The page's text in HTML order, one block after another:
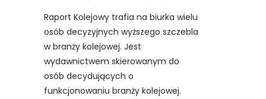
Raport Kolejowy trafia na biurka wielu
osób decyzyjnych wyższego szczebla
w branży kolejowej. Jest
wydawnictwem skierowanym do
osób decydujących o
funkcjonowaniu branży kolejowej.